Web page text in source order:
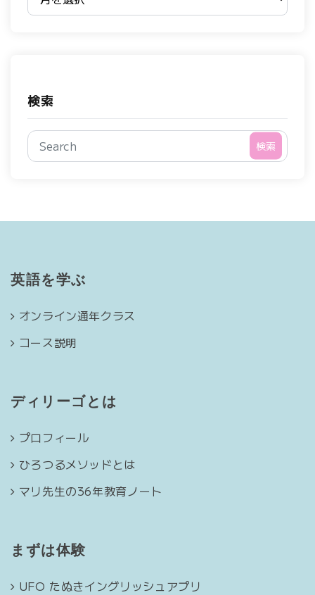
検索
検索
英語を学ぶ
オンライン通年クラス
コース説明
ディリーゴとは
プロフィール
ひろつるメソッドとは
マリ先生の36年教育ノート
まずは体験
UFO たぬきイングリッシュアプリ